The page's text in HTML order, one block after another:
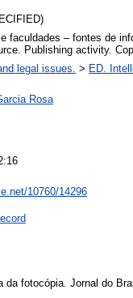
faculdades – fontes de
Publishing activity.
legal issues. > ED.
Rosa
10760/14296
da fotocópia. Jornal do